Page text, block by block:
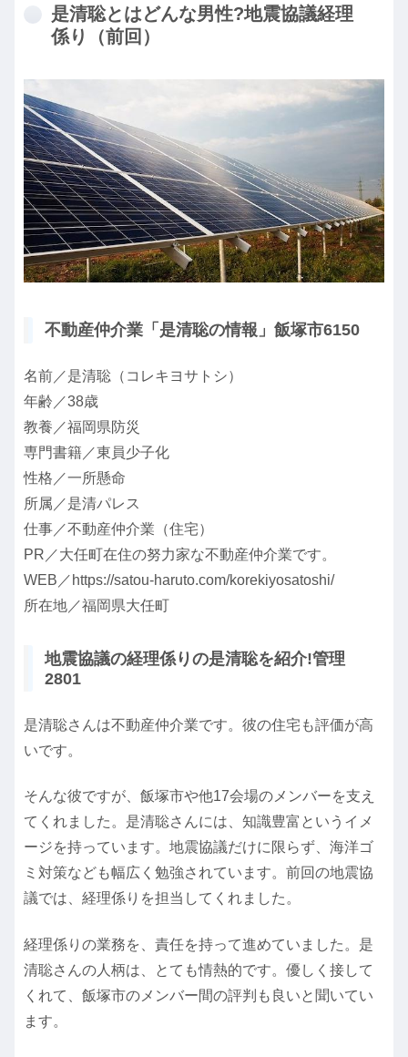
是清聡とはどんな男性?地震協議経理
係り（前回）
不動産仲介業「是清聡の情報」飯塚市6150
名前／是清聡（コレキヨサトシ）
年齢／38歳
教養／福岡県防災
専門書籍／東員少子化
性格／一所懸命
所属／是清パレス
仕事／不動産仲介業（住宅）
PR／大任町在住の努力家な不動産仲介業です。
WEB／https://satou-haruto.com/korekiyosatoshi/
所在地／福岡県大任町
地震協議の経理係りの是清聡を紹介!管理
2801
是清聡さんは不動産仲介業です。彼の住宅も評価が高
いです。
そんな彼ですが、飯塚市や他17会場のメンバーを支え
てくれました。是清聡さんには、知識豊富というイメ
ージを持っています。地震協議だけに限らず、海洋ゴ
ミ対策なども幅広く勉強されています。前回の地震協
議では、経理係りを担当してくれました。
経理係りの業務を、責任を持って進めていました。是
清聡さんの人柄は、とても情熱的です。優しく接して
くれて、飯塚市のメンバー間の評判も良いと聞いてい
ます。